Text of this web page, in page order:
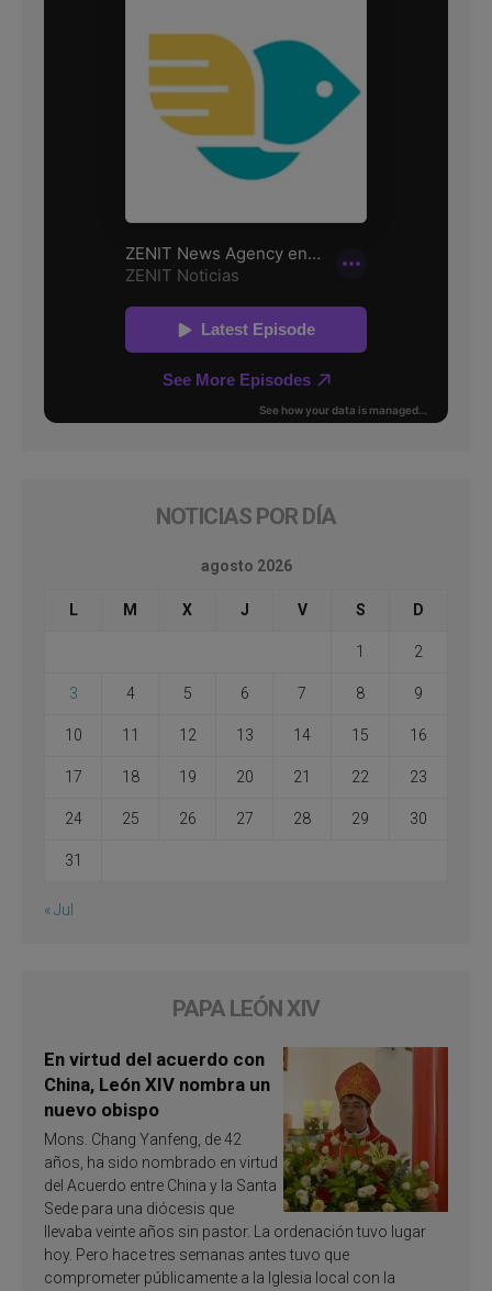
NOTICIAS POR DÍA
agosto 2026
L M X J V S D
1 2
3 4 5 6 7 8 9
10 11 12 13 14 15 16
17 18 19 20 21 22 23
24 25 26 27 28 29 30
31
« Jul
PAPA LEÓN XIV
En virtud del acuerdo con
China, León XIV nombra un
nuevo obispo
Mons. Chang Yanfeng, de 42
años, ha sido nombrado en virtud
del Acuerdo entre China y la Santa
Sede para una diócesis que
llevaba veinte años sin pastor. La ordenación tuvo lugar
hoy. Pero hace tres semanas antes tuvo que
comprometer públicamente a la Iglesia local con la